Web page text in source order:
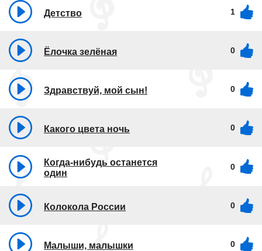
Детство 1
Ёлочка зелёная 0
Здравствуй, мой сын! 0
Какого цвета ночь 0
Когда-нибудь останется
один
0
Колокола России 0
Малыши, малышки 0